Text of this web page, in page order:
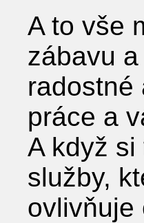
A to vše
zábavu
radostné
práce a
A když
služby,
ovlivňuje